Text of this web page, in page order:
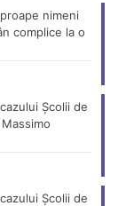
nimeni
complice la o
Școlii de
Școlii de